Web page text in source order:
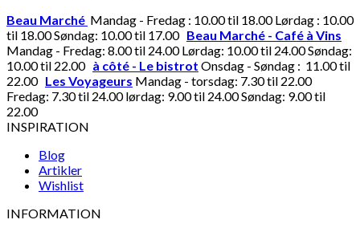
Beau Marché Mandag - Fredag : 10.00 til 18.00 Lørdag : 10.00
til 18.00 Søndag: 10.00 til 17.00 Beau Marché - Café à Vins
Mandag - Fredag: 8.00 til 24.00 Lørdag: 10.00 til 24.00 Søndag:
10.00 til 22.00 à côté - Le bistrot Onsdag - Søndag : 11.00 til
22.00 Les Voyageurs Mandag - torsdag: 7.30 til 22.00
Fredag: 7.30 til 24.00 lørdag: 9.00 til 24.00 Søndag: 9.00 til
22.00
INSPIRATION
Blog
Artikler
Wishlist
INFORMATION